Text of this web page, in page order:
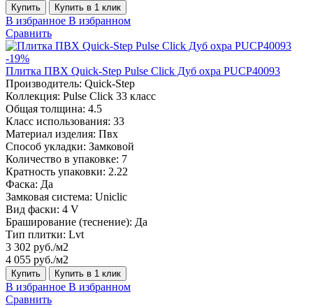
Купить Купить в 1 клик
В избранное В избранном
Сравнить
-19%
Плитка ПВХ Quick-Step Pulse Click Дуб охра PUCP40093
Производитель: Quick-Step
Коллекция: Pulse Click 33 класс
Общая толщина: 4.5
Класс использования: 33
Материал изделия: Пвх
Способ укладки: Замковой
Количество в упаковке: 7
Кратность упаковки: 2.22
Фаска: Да
Замковая система: Uniclic
Вид фаски: 4 V
Браширование (теснение): Да
Тип плитки: Lvt
3 302 руб./м2
4 055 руб./м2
Купить Купить в 1 клик
В избранное В избранном
Сравнить